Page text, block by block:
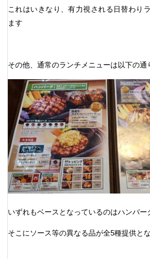
これはいきなり、有力視される日替わり
ます
その他、通常のランチメニューは以下の通
いずれもベースとなっているのはハンバー
そこにソース等の異なる品が全5種提供と